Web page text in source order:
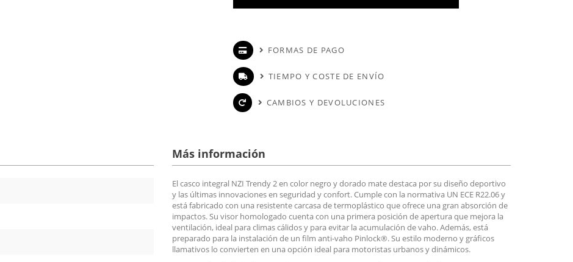
FORMAS DE PAGO
TIEMPO Y COSTE DE ENVÍO
CAMBIOS Y DEVOLUCIONES
Más información
El casco integral NZI Trendy 2 en color negro y dorado mate destaca por su diseño deportivo
y las últimas innovaciones en seguridad y confort. Cumple con la normativa UN ECE R22.06 y
está fabricado con una resistente carcasa de termoplástico que ofrece una gran absorción de
impactos. Su visor homologado cuenta con una primera posición de apertura que mejora la
ventilación, ideal para climas cálidos y para evitar la acumulación de vaho. Además, está
preparado para la instalación de un film anti-vaho Pinlock®. Su estilo moderno y gráficos
llamativos lo convierten en una opción ideal para motoristas urbanos y dinámicos.